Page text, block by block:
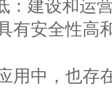
建设和运营
安全性高和
中，也存在